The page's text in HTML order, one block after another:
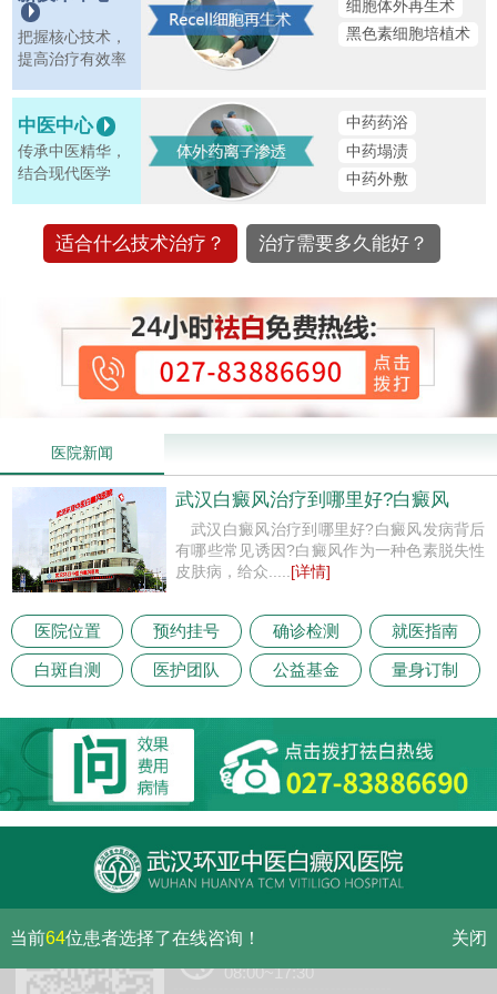
把握核心技术，
提高治疗有效率
细胞体外再生术
黑色素细胞培植术
中医中心
传承中医精华，
结合现代医学
中药药浴
中药塌渍
中药外敷
适合什么技术治疗？ 治疗需要多久能好？
医院新闻
武汉白癜风治疗到哪里好?白癜风
武汉白癜风治疗到哪里好?白癜风发病背后
有哪些常见诱因?白癜风作为一种色素脱失性
皮肤病，给众..... [详情]
医院位置 预约挂号 确诊检测 就医指南
白斑自测 医护团队 公益基金 量身订制
门诊（节假日无休息）
08:00~17:30
当前64位患者选择了在线咨询！ 关闭